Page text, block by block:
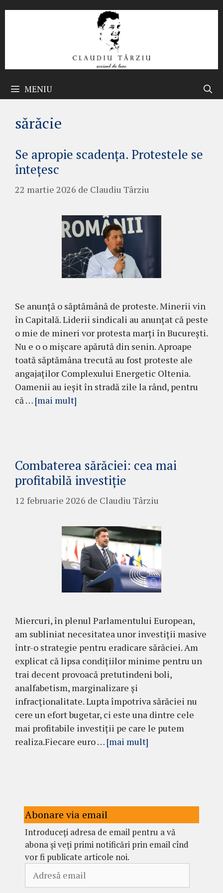
MENIU
sărăcie
Se apropie scadența. Protestele se
întețesc
22 martie 2026 de Claudiu Târziu
Se anunță o săptămână de proteste. Minerii vin
în Capitală. Liderii sindicali au anunțat că peste
o mie de mineri vor protesta marți în București.
Nu e o o mișcare apărută din senin. Aproape
toată săptămâna trecută au fost proteste ale
angajaților Complexului Energetic Oltenia.
Oamenii au ieșit în stradă zile la rând, pentru
că … [mai mult]
Combaterea sărăciei: cea mai
profitabilă investiție
12 februarie 2026 de Claudiu Târziu
Miercuri, în plenul Parlamentului European,
am subliniat necesitatea unor investiții masive
într-o strategie pentru eradicare sărăciei. Am
explicat că lipsa condițiilor minime pentru un
trai decent provoacă pretutindeni boli,
analfabetism, marginalizare și
infracționalitate. Lupta împotriva sărăciei nu
cere un efort bugetar, ci este una dintre cele
mai profitabile investiții pe care le putem
realiza.Fiecare euro … [mai mult]
Abonare via email
Introduceți adresa de email pentru a vă
abona și veți primi notificări prin email cînd
vor fi publicate articole noi.
email